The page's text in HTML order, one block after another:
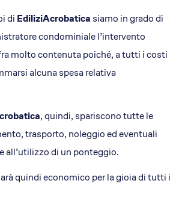
di EdiliziAcrobatica siamo in grado di
condominiale l’intervento
molto contenuta poiché, a tutti i costi
alcuna spesa relativa
, quindi, spariscono tutte le
trasporto, noleggio ed eventuali
all’utilizzo di un ponteggio.
quindi economico per la gioia di tutti i